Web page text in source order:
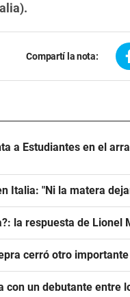
Compartí la nota:
a Estudiantes en el
Italia: "Ni la matera
la respuesta de Lionel
cerró otro
con un debutante entre